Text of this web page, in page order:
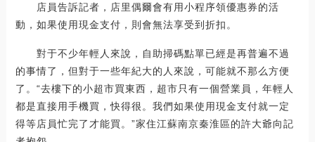
店員告訴記者，店里偶爾會有用小程序領優惠券的活
動，如果使用現金支付，則會無法享受到折扣。
對于不少年輕人來說，自助掃碼點單已經是再普遍不過
的事情了，但對于一些年紀大的人來說，可能就不那么方便
了。“去樓下的小超市買東西，超市只有一個營業員，年輕人
都是直接用手機買，快得很。我們如果使用現金支付就一定
得等店員忙完了才能買。”家住江蘇南京秦淮區的許大爺向記